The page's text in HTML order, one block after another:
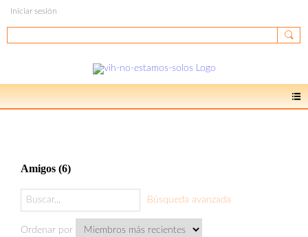
Iniciar sesión
Amigos (6)
Ordenar por
Búsqueda avanzada